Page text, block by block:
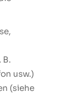
B.
usw.)
(siehe